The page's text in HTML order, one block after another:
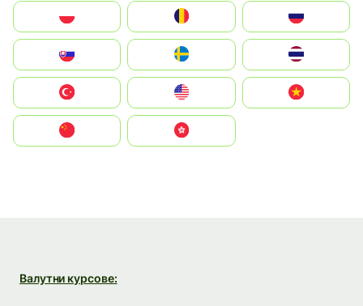
United States
中國香港特別行政區
Валутни курсове: